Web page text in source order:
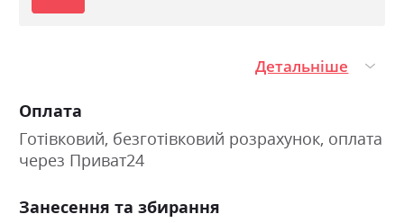
Детальніше
Оплата
Готівковий, безготівковий розрахунок, оплата
через Приват24
Занесення та збирання